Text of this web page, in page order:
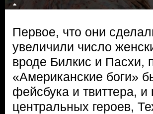
Первое, что они
увеличили число
вроде Билкис и Пасхи,
«Американские боги»
фейсбука и твиттера, и
центральных героев,